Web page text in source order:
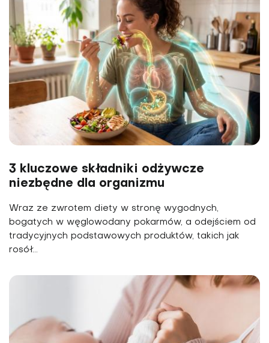
3 kluczowe składniki odżywcze
niezbędne dla organizmu
Wraz ze zwrotem diety w stronę wygodnych,
bogatych w węglowodany pokarmów, a odejściem od
tradycyjnych podstawowych produktów, takich jak
rosół...